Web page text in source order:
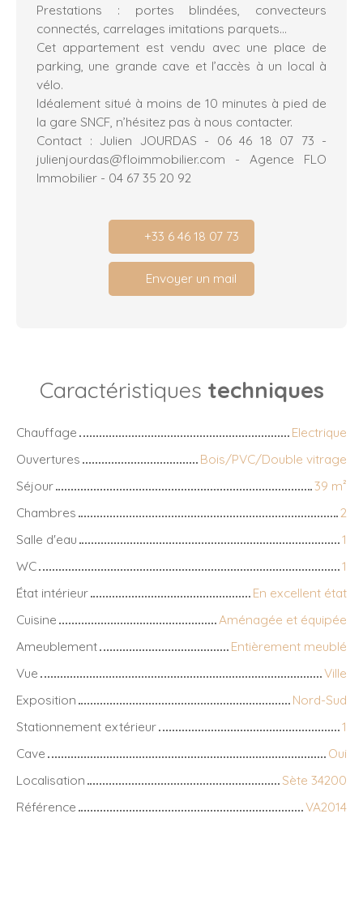
Prestations : portes blindées, convecteurs
connectés, carrelages imitations parquets…
Cet appartement est vendu avec une place de
parking, une grande cave et l’accès à un local à
vélo.
Idéalement situé à moins de 10 minutes à pied de
la gare SNCF, n’hésitez pas à nous contacter.
Contact : Julien JOURDAS - 06 46 18 07 73 -
julienjourdas@floimmobilier.com - Agence FLO
Immobilier - 04 67 35 20 92
+33 6 46 18 07 73
Envoyer un mail
Caractéristiques techniques
Chauffage
Electrique
Ouvertures
Bois/PVC/Double vitrage
Séjour
39 m²
Chambres
2
Salle d'eau
1
WC
1
État intérieur
En excellent état
Cuisine
Aménagée et équipée
Ameublement
Entièrement meublé
Vue
Ville
Exposition
Nord-Sud
Stationnement extérieur
1
Cave
Oui
Localisation
Sète 34200
Référence
VA2014